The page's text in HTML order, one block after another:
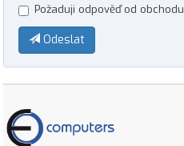
Požaduji odpověď od obchodu
Odeslat